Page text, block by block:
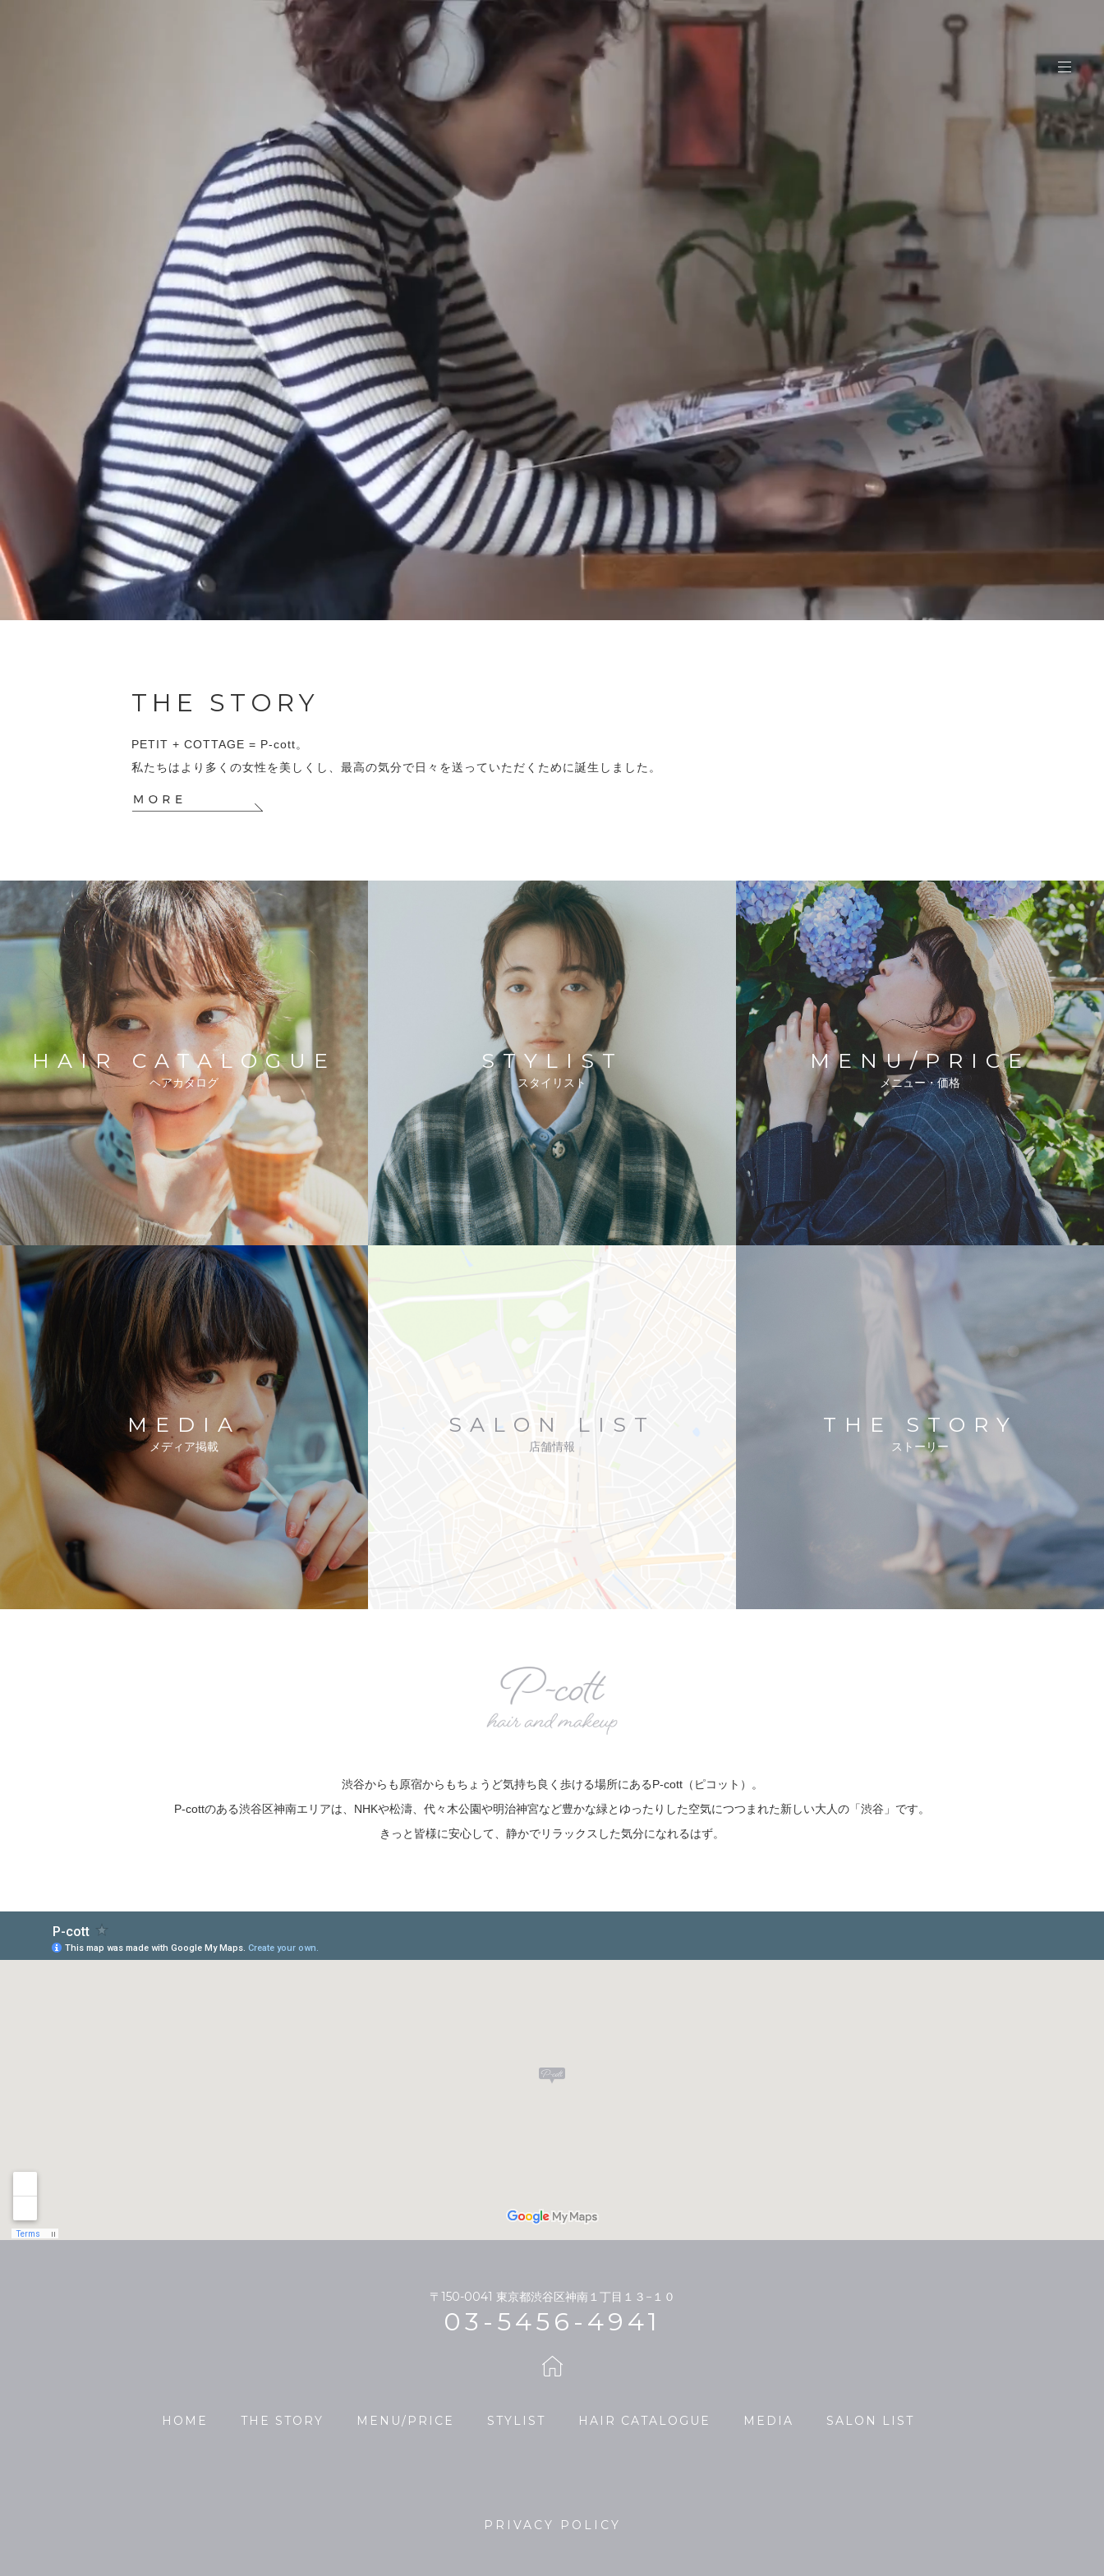
THE STORY
PETIT + COTTAGE = P-cott。
私たちはより多くの女性を美しくし、最高の気分で日々を送っていただくために誕生しました。
HAIR CATALOGUE
ヘアカタログ
STYLIST
スタイリスト
MENU/PRICE
メニュー・価格
MEDIA
メディア掲載
SALON LIST
店舗情報
THE STORY
ストーリー
渋谷からも原宿からもちょうど気持ち良く歩ける場所にあるP-cott（ピコット）。
P-cottのある渋谷区神南エリアは、NHKや松濤、代々木公園や明治神宮など豊かな緑とゆったりした空気につつまれた新しい大人の「渋谷」です。
きっと皆様に安心して、静かでリラックスした気分になれるはず。
〒150-0041 東京都渋谷区神南１丁目１３−１０
03-5456-4941
HOME THE STORY MENU/PRICE STYLIST HAIR CATALOGUE MEDIA SALON LIST
PRIVACY POLICY